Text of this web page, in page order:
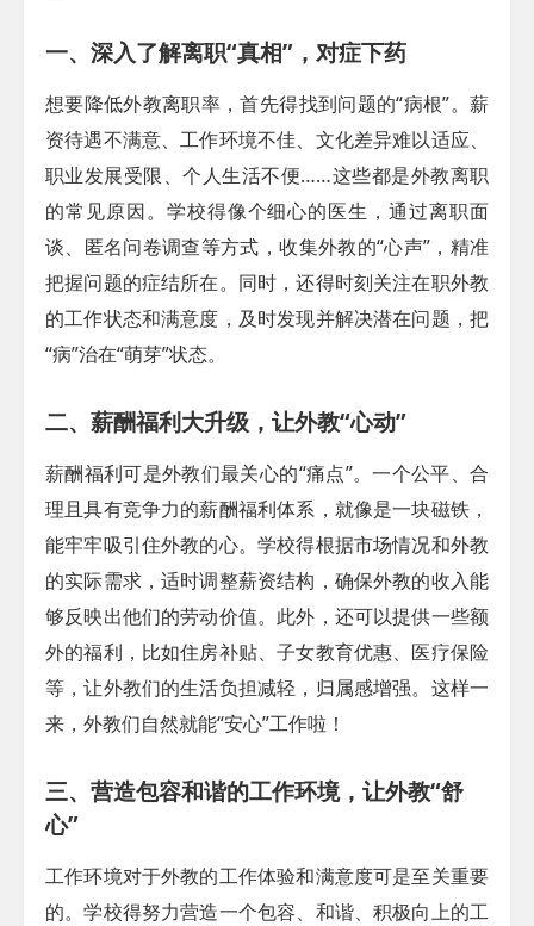
一、深入了解离职“真相”，对症下药
想要降低外教离职率，首先得找到问题的“病根”。薪
资待遇不满意、工作环境不佳、文化差异难以适应、
职业发展受限、个人生活不便……这些都是外教离职
的常见原因。学校得像个细心的医生，通过离职面
谈、匿名问卷调查等方式，收集外教的“心声”，精准
把握问题的症结所在。同时，还得时刻关注在职外教
的工作状态和满意度，及时发现并解决潜在问题，把
“病”治在“萌芽”状态。
二、薪酬福利大升级，让外教“心动”
薪酬福利可是外教们最关心的“痛点”。一个公平、合
理且具有竞争力的薪酬福利体系，就像是一块磁铁，
能牢牢吸引住外教的心。学校得根据市场情况和外教
的实际需求，适时调整薪资结构，确保外教的收入能
够反映出他们的劳动价值。此外，还可以提供一些额
外的福利，比如住房补贴、子女教育优惠、医疗保险
等，让外教们的生活负担减轻，归属感增强。这样一
来，外教们自然就能“安心”工作啦！
三、营造包容和谐的工作环境，让外教“舒
心”
工作环境对于外教的工作体验和满意度可是至关重要
的。学校得努力营造一个包容、和谐、积极向上的工